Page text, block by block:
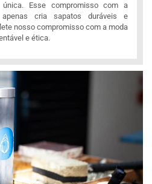
Esse compromisso com a
cria sapatos duráveis e
nosso compromisso com a moda
e ética.